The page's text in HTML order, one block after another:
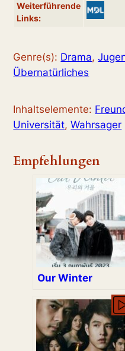
Weiterführende
Links:
Genre(s): Drama,
Übernatürliches
Inhaltselemente:
Universität,Wahrsager
Empfehlungen
Our Winter